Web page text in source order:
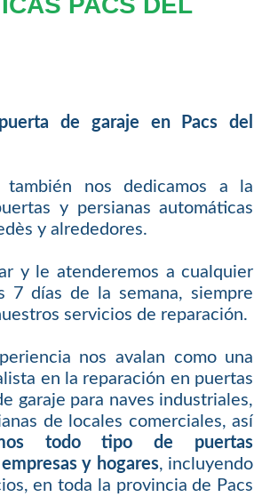
de garaje en Pacs del
también nos dedicamos a la
y persianas automáticas
y alrededores.
y le atenderemos a cualquier
7 días de la semana, siempre
servicios de reparación.
nos avalan como una
en la reparación en puertas
garaje para naves industriales,
de locales comerciales, así
todo tipo de puertas
y hogares, incluyendo
en toda la provincia de Pacs